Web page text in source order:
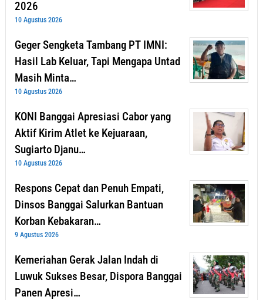
2026
10 Agustus 2026
Geger Sengketa Tambang PT IMNI:
Hasil Lab Keluar, Tapi Mengapa Untad
Masih Minta…
10 Agustus 2026
KONI Banggai Apresiasi Cabor yang
Aktif Kirim Atlet ke Kejuaraan,
Sugiarto Djanu…
10 Agustus 2026
Respons Cepat dan Penuh Empati,
Dinsos Banggai Salurkan Bantuan
Korban Kebakaran…
9 Agustus 2026
Kemeriahan Gerak Jalan Indah di
Luwuk Sukses Besar, Dispora Banggai
Panen Apresi…